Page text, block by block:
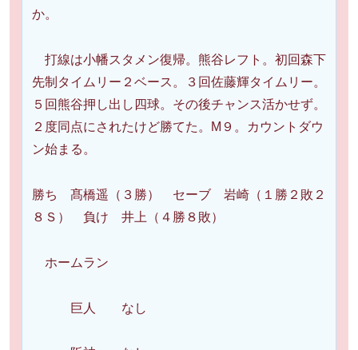
か。
打線は小幡スタメン復帰。熊谷レフト。初回森下
先制タイムリー２ベース。３回佐藤輝タイムリー。
５回熊谷押し出し四球。その後チャンス活かせず。
２度同点にされたけど勝てた。M９。カウントダウ
ン始まる。
勝ち 髙橋遥（３勝） セーブ 岩崎（１勝２敗２
８Ｓ） 負け 井上（４勝８敗）
ホームラン
巨人 なし